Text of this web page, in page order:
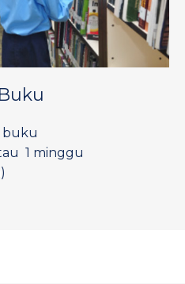
buku
1 minggu